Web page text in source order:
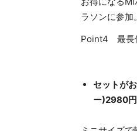
Point4 最長
セットが
ー)2980